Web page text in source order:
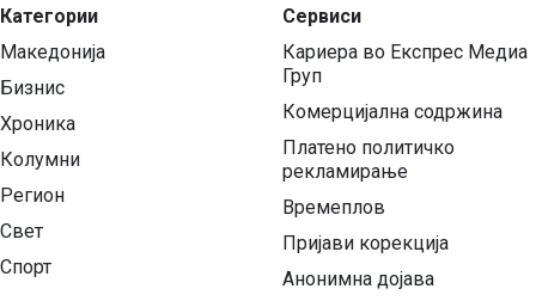
Категории
Македонија
Бизнис
Хроника
Колумни
Регион
Свет
Спорт
Сервиси
Кариера во Експрес Медиа
Груп
Комерцијална содржина
Платено политичко
рекламирање
Времеплов
Пријави корекција
Анонимна дојава